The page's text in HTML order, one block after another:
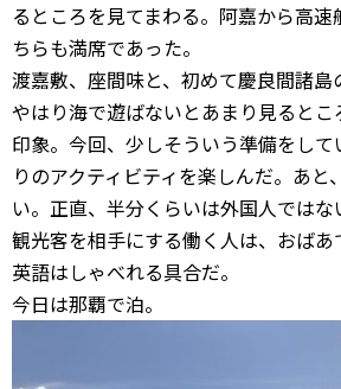
るところを見てまわる。阿嘉から高
ちらも満席であった。
渡嘉敷、座間味と、初めて慶良間諸島
やはり海で遊ばないとあまり見るとこ
印象。今回、少しそういう準備をし
りのアクティビティを楽しんだ。あと
い。正直、半分くらいは外国人では
観光客を相手にする働く人は、おば
英語はしゃべれる具合だ。
今日は那覇で泊。